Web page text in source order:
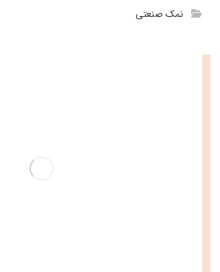
نمک صنعتی